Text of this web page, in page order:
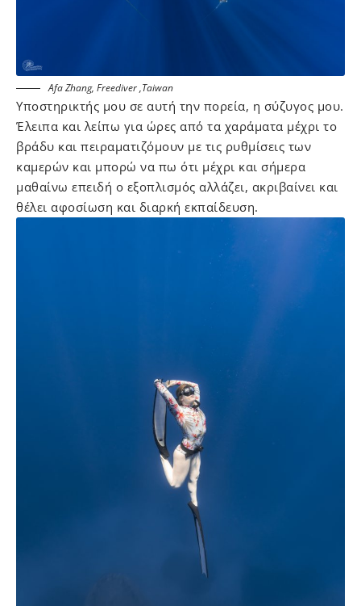
Afa Zhang, Freediver ,Taiwan
Υποστηρικτής μου σε αυτή την πορεία, η σύζυγος μου.
Έλειπα και λείπω για ώρες από τα χαράματα μέχρι το
βράδυ και πειραματιζόμουν με τις ρυθμίσεις των
καμερών και μπορώ να πω ότι μέχρι και σήμερα
μαθαίνω επειδή ο εξοπλισμός αλλάζει, ακριβαίνει και
θέλει αφοσίωση και διαρκή εκπαίδευση.